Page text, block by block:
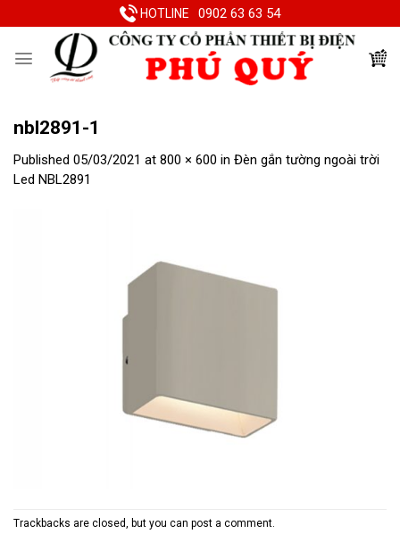
to
HOTLINE 0902 63 63 54
nbl2891-1
Published 05/03/2021 at 800 × 600 in Đèn gắn tường ngoài trời
Led NBL2891
Trackbacks are closed, but you can post a comment.